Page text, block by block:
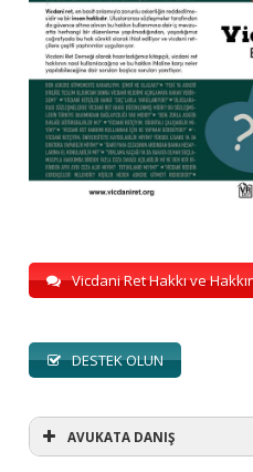
Vicdani Ret Hakkı ve
DESTEK OLUN
AVUKATA DANIŞ